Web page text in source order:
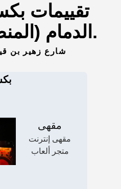
تقييمات
الدمام (المنطقة الشرقية).
شارع زهير بن
مقهى
مقهى إنترنت
متجر ألعاب